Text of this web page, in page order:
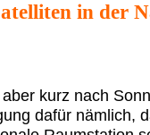
in der
kurz nach
dafür nämlich,